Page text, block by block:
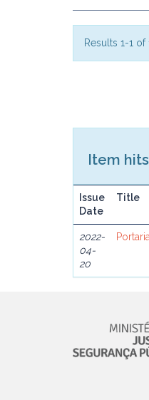
Results 1-1
Item
Issue
Date
Title
2022-
04-
20